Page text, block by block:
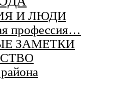
И ЛЮДИ
профессия…
ЗАМЕТКИ